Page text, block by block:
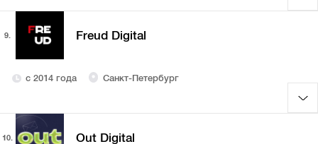
9. Freud Digital
с 2014 года Санкт-Петербург
10. Out Digital